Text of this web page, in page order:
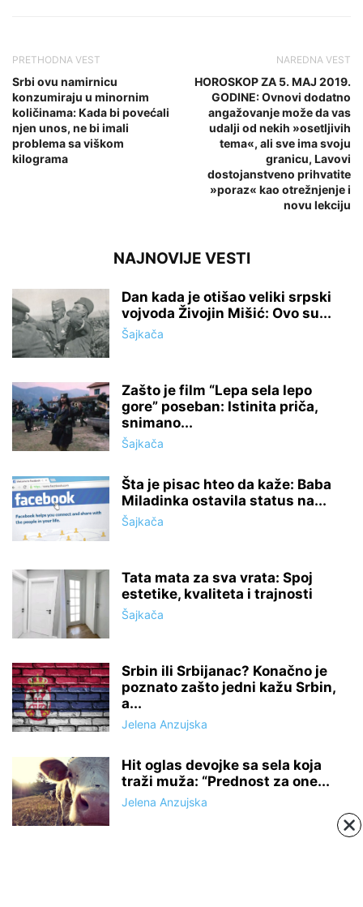
PRETHODNA VEST
Srbi ovu namirnicu
konzumiraju u minornim
količinama: Kada bi povećali
njen unos, ne bi imali
problema sa viškom
kilograma
NAREDNA VEST
HOROSKOP ZA 5. MAJ 2019.
GODINE: Ovnovi dodatno
angažovanje može da vas
udalji od nekih »osetljivih
tema«, ali sve ima svoju
granicu, Lavovi
dostojanstveno prihvatite
»poraz« kao otrežnjenje i
novu lekciju
NAJNOVIJE VESTI
Dan kada je otišao veliki srpski
vojvoda Živojin Mišić: Ovo su...
Šajkača
Zašto je film “Lepa sela lepo
gore” poseban: Istinita priča,
snimano...
Šajkača
Šta je pisac hteo da kaže: Baba
Miladinka ostavila status na...
Šajkača
Tata mata za sva vrata: Spoj
estetike, kvaliteta i trajnosti
Šajkača
Srbin ili Srbijanac? Konačno je
poznato zašto jedni kažu Srbin,
a...
Jelena Anzujska
Hit oglas devojke sa sela koja
traži muža: “Prednost za one...
Jelena Anzujska